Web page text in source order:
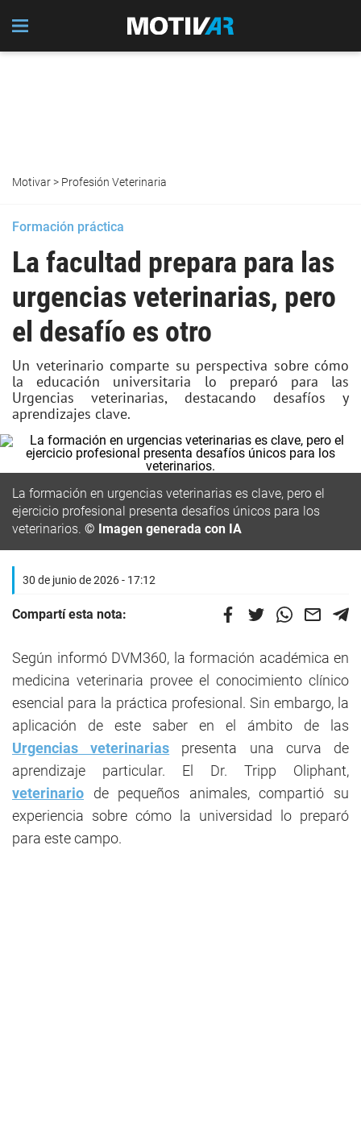
Motivar> Profesión Veterinaria
Formación práctica
La facultad prepara para las
urgencias veterinarias, pero
el desafío es otro
Un veterinario comparte su perspectiva sobre cómo
la educación universitaria lo preparó para las
Urgencias veterinarias, destacando desafíos y
aprendizajes clave.
La formación en urgencias veterinarias es clave, pero el
ejercicio profesional presenta desafíos únicos para los
veterinarios. © Imagen generada con IA
30 de junio de 2026 - 17:12
Compartí esta nota:
Según informó DVM360, la formación académica en
medicina veterinaria provee el conocimiento clínico
esencial para la práctica profesional. Sin embargo, la
aplicación de este saber en el ámbito de las
Urgencias veterinarias presenta una curva de
aprendizaje particular. El Dr. Tripp Oliphant,
veterinario de pequeños animales, compartió su
experiencia sobre cómo la universidad lo preparó
para este campo.